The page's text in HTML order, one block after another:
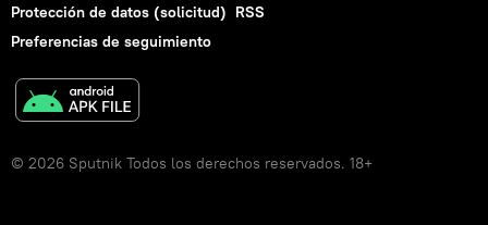
Protección de datos (solicitud) RSS
Preferencias de seguimiento
© 2026 Sputnik Todos los derechos reservados. 18+